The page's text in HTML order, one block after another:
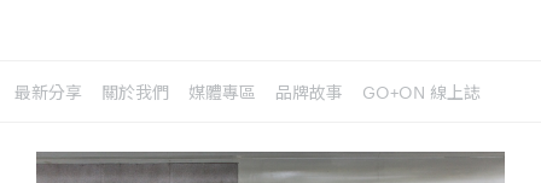
最新分享 關於我們 媒體專區 品牌故事 GO+ON 線上誌